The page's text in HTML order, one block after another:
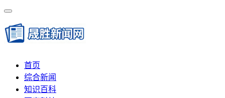
首页
综合新闻
知识百科